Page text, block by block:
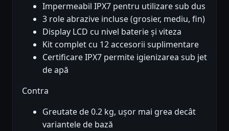
Impermeabil IPX7 pentru utilizare sub dus
3 role abrazive incluse (grosier, mediu, fin)
Display LCD cu nivel baterie și viteza
Kit complet cu 12 accesorii suplimentare
Certificare IPX7 permite igienizarea sub jet
de apă
Contra
Greutate de 0.2 kg, ușor mai grea decât
variantele de bază